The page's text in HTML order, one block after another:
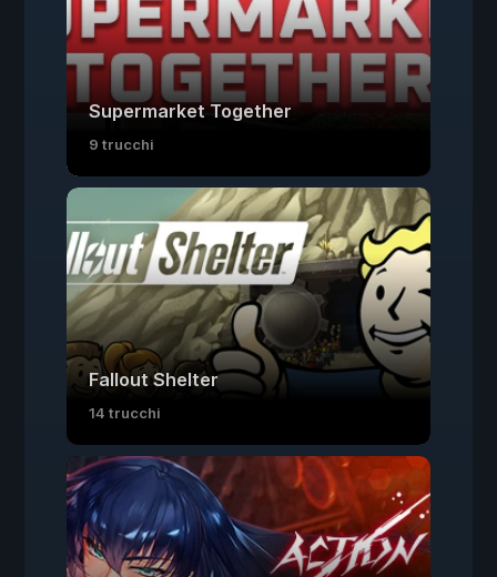
Supermarket Together
9 trucchi
Fallout Shelter
14 trucchi